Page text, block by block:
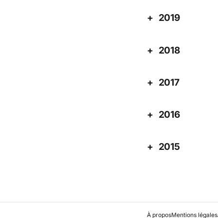
2019
2018
2017
2016
2015
À proposMentions légales